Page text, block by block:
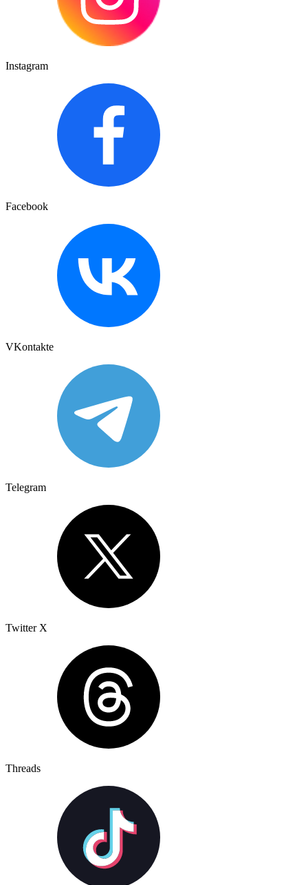
Instagram
Facebook
VKontakte
Telegram
Twitter X
Threads